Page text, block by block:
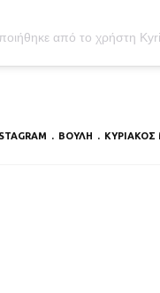
από το χρήστη
ΒΟΥΛΗ